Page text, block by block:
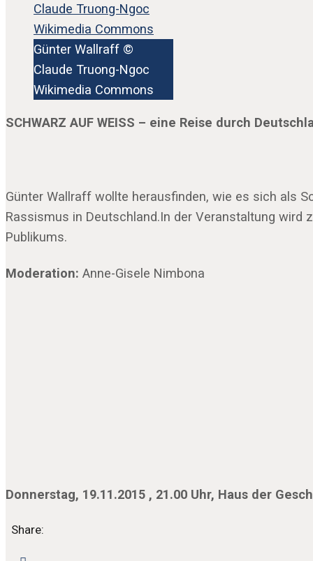
Günter Wallraff ©
Claude Truong-Ngoc
Wikimedia Commons
SCHWARZ AUF WEISS – eine Reise durch
Günter Wallraff wollte herausfinden, wie es sich als
Rassismus in Deutschland.In der Veranstaltung
Publikums.
Moderation: Anne-Gisele Nimbona
Donnerstag, 19.11.2015 , 21.00 Uhr, Haus der
Share: